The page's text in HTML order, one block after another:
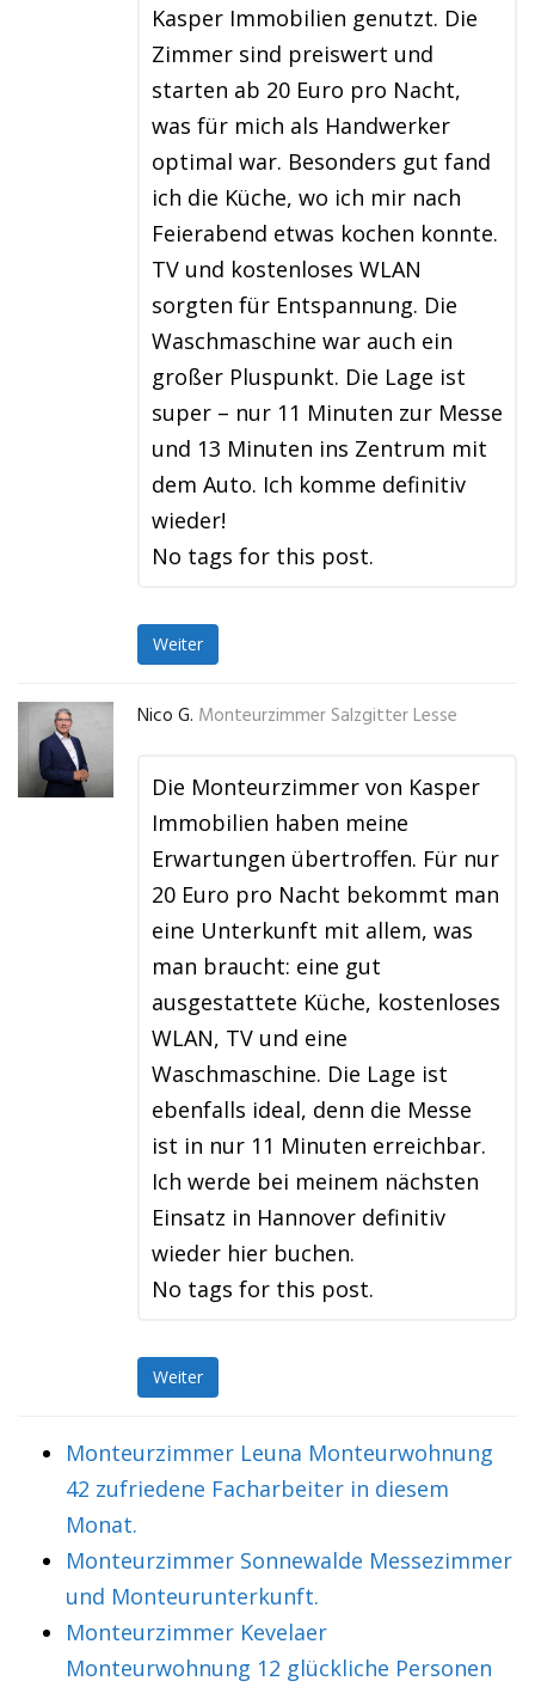
Kasper Immobilien genutzt. Die
Zimmer sind preiswert und
starten ab 20 Euro pro Nacht,
was für mich als Handwerker
optimal war. Besonders gut fand
ich die Küche, wo ich mir nach
Feierabend etwas kochen konnte.
TV und kostenloses WLAN
sorgten für Entspannung. Die
Waschmaschine war auch ein
großer Pluspunkt. Die Lage ist
super – nur 11 Minuten zur Messe
und 13 Minuten ins Zentrum mit
dem Auto. Ich komme definitiv
wieder!
No tags for this post.
Weiter
Nico G. Monteurzimmer Salzgitter Lesse
Die Monteurzimmer von Kasper
Immobilien haben meine
Erwartungen übertroffen. Für nur
20 Euro pro Nacht bekommt man
eine Unterkunft mit allem, was
man braucht: eine gut
ausgestattete Küche, kostenloses
WLAN, TV und eine
Waschmaschine. Die Lage ist
ebenfalls ideal, denn die Messe
ist in nur 11 Minuten erreichbar.
Ich werde bei meinem nächsten
Einsatz in Hannover definitiv
wieder hier buchen.
No tags for this post.
Weiter
Monteurzimmer Leuna Monteurwohnung
42 zufriedene Facharbeiter in diesem
Monat.
Monteurzimmer Sonnewalde Messezimmer
und Monteurunterkunft.
Monteurzimmer Kevelaer
Monteurwohnung 12 glückliche Personen